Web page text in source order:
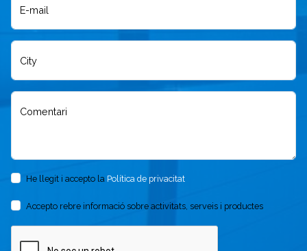
E-mail
City
Comentari
He llegit i accepto la Política de privacitat
Accepto rebre informació sobre activitats, serveis i productes